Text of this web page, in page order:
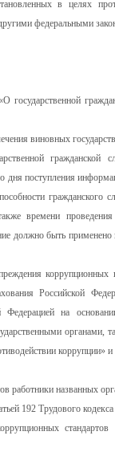
в целях
федеральными
государственной
виновных
гражданской
дня поступления
времени
должно быть
Российской
Федерацией на
органами,
коррупции»
работники названных
192 Трудового